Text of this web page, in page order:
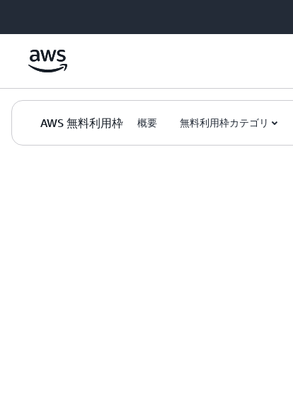
AWS 無料利用枠 概要 無料利用枠カテゴリ